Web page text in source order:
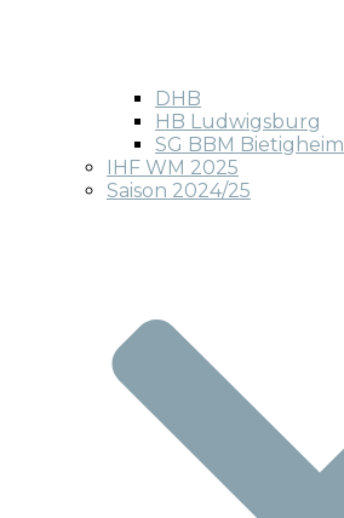
DHB
HB Ludwigsburg
SG BBM Bietigheim
IHF WM 2025
Saison 2024/25